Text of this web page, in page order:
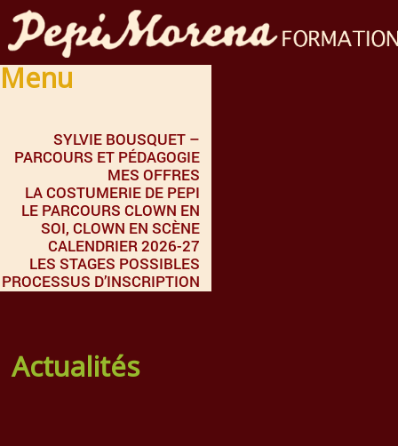
Menu
SYLVIE BOUSQUET –
PARCOURS ET PÉDAGOGIE
MES OFFRES
LA COSTUMERIE DE PEPI
LE PARCOURS CLOWN EN
SOI, CLOWN EN SCÈNE
CALENDRIER 2026-27
LES STAGES POSSIBLES
PROCESSUS D’INSCRIPTION
Actualités